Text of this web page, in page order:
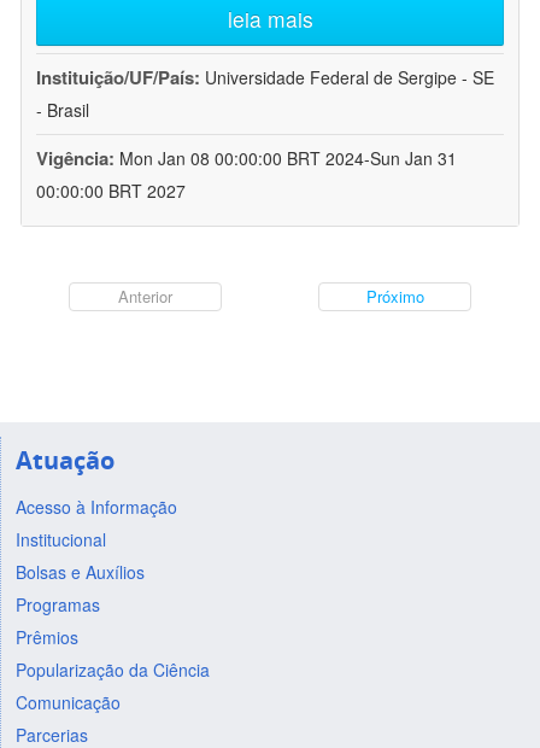
leia mais
Instituição/UF/País: Universidade Federal de Sergipe - SE
- Brasil
Vigência: Mon Jan 08 00:00:00 BRT 2024-Sun Jan 31
00:00:00 BRT 2027
Anterior Próximo
Atuação
Acesso à Informação
Institucional
Bolsas e Auxílios
Programas
Prêmios
Popularização da Ciência
Comunicação
Parcerias